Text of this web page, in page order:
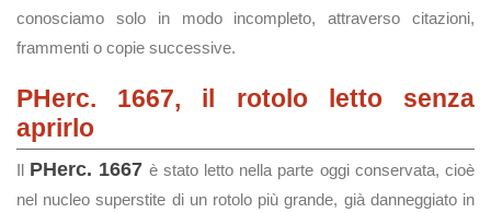
conosciamo solo in modo incompleto, attraverso citazioni,
frammenti o copie successive.
PHerc. 1667, il rotolo letto senza
aprirlo
Il PHerc. 1667 è stato letto nella parte oggi conservata, cioè
nel nucleo superstite di un rotolo più grande, già danneggiato in